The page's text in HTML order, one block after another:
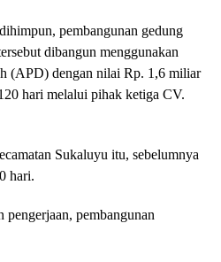
pembangunan gedung
dibangun menggunakan
(APD) dengan nilai Rp. 1,6 miliar
hari melalui pihak ketiga CV.
Sukaluyu itu, sebelumnya
hari.
pengerjaan, pembangunan